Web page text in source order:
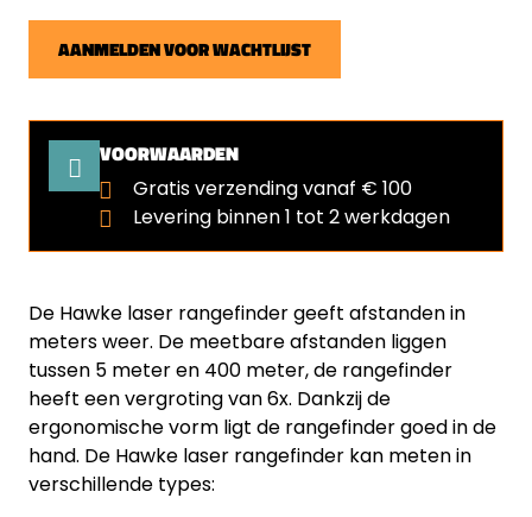
De Hawke laser rangefinder geeft afstanden in
meters weer. De meetbare afstanden liggen
tussen 5 meter en 400 meter, de rangefinder
heeft een vergroting van 6x. Dankzij de
ergonomische vorm ligt de rangefinder goed in de
hand. De Hawke laser rangefinder kan meten in
verschillende types:
AANMELDEN VOOR WACHTLIJST
VOORWAARDEN
Gratis verzending vanaf € 100
Levering binnen 1 tot 2 werkdagen